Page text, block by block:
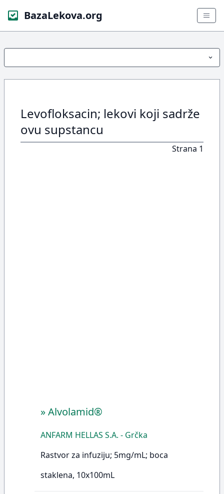
BazaLekova.org
Levofloksacin; lekovi koji sadrže
ovu supstancu
Strana 1
»Alvolamid®
ANFARM HELLAS S.A. - Grčka
Rastvor za infuziju; 5mg/mL; boca
staklena, 10x100mL